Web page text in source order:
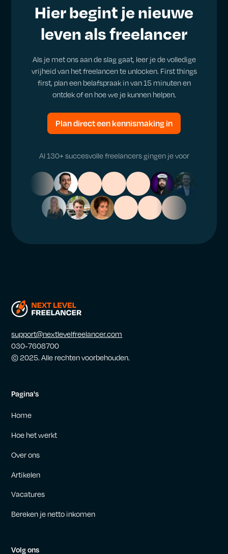
Hier begint je nieuwe
leven als freelancer
Als je met ons aan de slag gaat, leer je de volledige
vrijheid van het freelancen te unlocken. First things
first, plan een belafspraak in van 15 minuten en
ontdek of en hoe we je kunnen helpen.
Plan direct een kennismaking in
Al 130+ succesvolle freelancers gingen je voor
support@nextlevelfreelancer.com
030-7608700
© 2025. Alle rechten voorbehouden.
Pagina's
Home
Hoe het werkt
Over ons
Artikelen
Vacatures
Bereken je netto inkomen
Volg ons